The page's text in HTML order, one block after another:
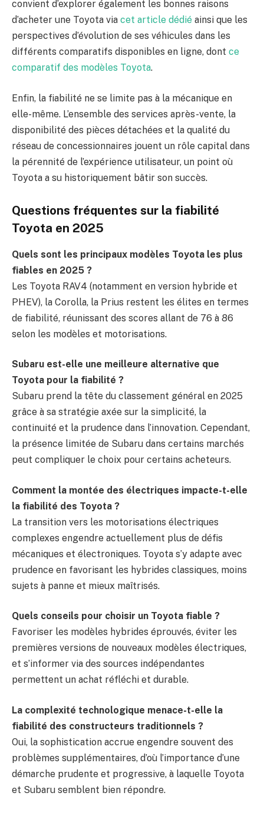
convient d’explorer également les bonnes raisons
d’acheter une Toyota via cet article dédié ainsi que les
perspectives d’évolution de ses véhicules dans les
différents comparatifs disponibles en ligne, dont ce
comparatif des modèles Toyota.
Enfin, la fiabilité ne se limite pas à la mécanique en
elle-même. L’ensemble des services après-vente, la
disponibilité des pièces détachées et la qualité du
réseau de concessionnaires jouent un rôle capital dans
la pérennité de l’expérience utilisateur, un point où
Toyota a su historiquement bâtir son succès.
Questions fréquentes sur la fiabilité
Toyota en 2025
Quels sont les principaux modèles Toyota les plus
fiables en 2025 ?
Les Toyota RAV4 (notamment en version hybride et
PHEV), la Corolla, la Prius restent les élites en termes
de fiabilité, réunissant des scores allant de 76 à 86
selon les modèles et motorisations.
Subaru est-elle une meilleure alternative que
Toyota pour la fiabilité ?
Subaru prend la tête du classement général en 2025
grâce à sa stratégie axée sur la simplicité, la
continuité et la prudence dans l’innovation. Cependant,
la présence limitée de Subaru dans certains marchés
peut compliquer le choix pour certains acheteurs.
Comment la montée des électriques impacte-t-elle
la fiabilité des Toyota ?
La transition vers les motorisations électriques
complexes engendre actuellement plus de défis
mécaniques et électroniques. Toyota s’y adapte avec
prudence en favorisant les hybrides classiques, moins
sujets à panne et mieux maîtrisés.
Quels conseils pour choisir un Toyota fiable ?
Favoriser les modèles hybrides éprouvés, éviter les
premières versions de nouveaux modèles électriques,
et s’informer via des sources indépendantes
permettent un achat réfléchi et durable.
La complexité technologique menace-t-elle la
fiabilité des constructeurs traditionnels ?
Oui, la sophistication accrue engendre souvent des
problèmes supplémentaires, d’où l’importance d’une
démarche prudente et progressive, à laquelle Toyota
et Subaru semblent bien répondre.